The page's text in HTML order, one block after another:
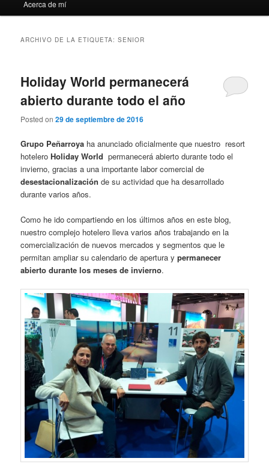
Acerca de mí
ARCHIVO DE LA ETIQUETA:SENIOR
Holiday World permanecerá
abierto durante todo el año
Posted on29 de septiembre de 2016
Grupo Peñarroya ha anunciado oficialmente que nuestro resort
hoteleroHoliday Worldpermanecerá abierto durante todo el
invierno, gracias a una importante labor comercial de
desestacionalización de su actividad que ha desarrollado
durante varios años.
Como he ido compartiendo en los últimos años en este blog,
nuestro complejo hotelero lleva varios años trabajando en la
comercialización de nuevos mercados y segmentos que le
permitan ampliar su calendario de apertura y permanecer
abierto durante los meses de invierno.